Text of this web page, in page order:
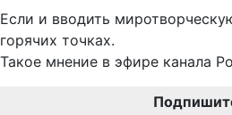
Если и вводить
горячих точках.
Такое мнение в эфире канала